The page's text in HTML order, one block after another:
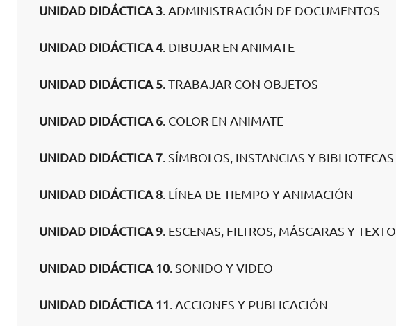
UNIDAD DIDÁCTICA 3. ADMINISTRACIÓN DE DOCUMENTOS
UNIDAD DIDÁCTICA 4. DIBUJAR EN ANIMATE
UNIDAD DIDÁCTICA 5. TRABAJAR CON OBJETOS
UNIDAD DIDÁCTICA 6. COLOR EN ANIMATE
UNIDAD DIDÁCTICA 7. SÍMBOLOS, INSTANCIAS Y BIBLIOTECAS
UNIDAD DIDÁCTICA 8. LÍNEA DE TIEMPO Y ANIMACIÓN
UNIDAD DIDÁCTICA 9. ESCENAS, FILTROS, MÁSCARAS Y TEXTO
UNIDAD DIDÁCTICA 10. SONIDO Y VIDEO
UNIDAD DIDÁCTICA 11. ACCIONES Y PUBLICACIÓN